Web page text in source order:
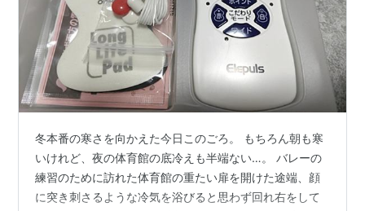
冬本番の寒さを向かえた今日このごろ。 もちろん朝も寒
いけれど、夜の体育館の底冷えも半端ない…。 バレーの
練習のために訪れた体育館の重たい扉を開けた途端、顔
に突き刺さるような冷気を浴びると思わず回れ右をして